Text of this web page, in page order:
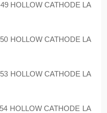
HOLLOW CATHODE LA
HOLLOW CATHODE LA
HOLLOW CATHODE LA
HOLLOW CATHODE LA